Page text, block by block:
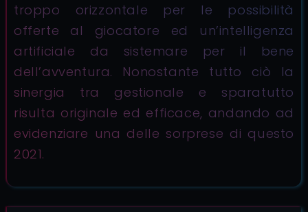
troppo orizzontale per le possibilità
offerte al giocatore ed un’intelligenza
artificiale da sistemare per il bene
dell’avventura. Nonostante tutto ciò la
sinergia tra gestionale e sparatutto
risulta originale ed efficace, andando ad
evidenziare una delle sorprese di questo
2021.